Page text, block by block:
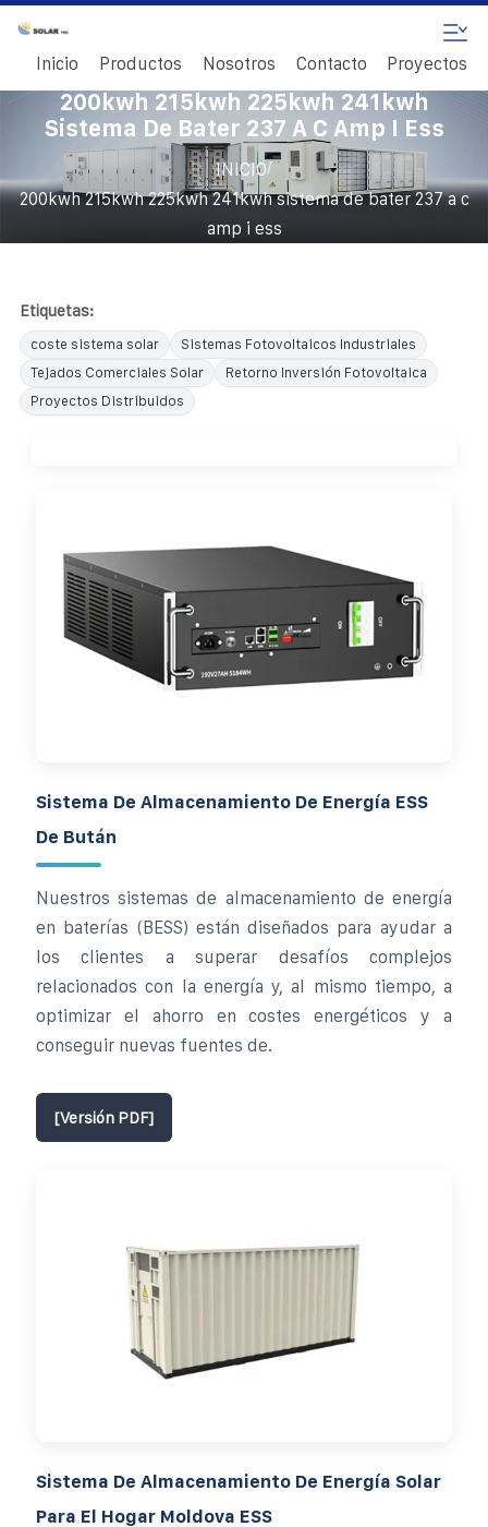
Inicio Productos Nosotros Contacto Proyectos
200kwh 215kwh 225kwh 241kwh
Sistema De Bater 237 A C Amp I Ess
INICIO/
200kwh 215kwh 225kwh 241kwh sistema de bater 237 a c
amp i ess
Etiquetas:
coste sistema solar
Sistemas Fotovoltaicos Industriales
Tejados Comerciales Solar
Retorno Inversión Fotovoltaica
Proyectos Distribuidos
Sistema De Almacenamiento De Energía ESS
De Bután
Nuestros sistemas de almacenamiento de energía
en baterías (BESS) están diseñados para ayudar a
los clientes a superar desafíos complejos
relacionados con la energía y, al mismo tiempo, a
optimizar el ahorro en costes energéticos y a
conseguir nuevas fuentes de.
[Versión PDF]
Sistema De Almacenamiento De Energía Solar
Para El Hogar Moldova ESS